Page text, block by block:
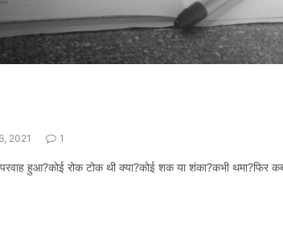
2021 1
हुआ?कोई रोक टोक थी क्या?कोई शक या शंका?कभी थमा?फिर